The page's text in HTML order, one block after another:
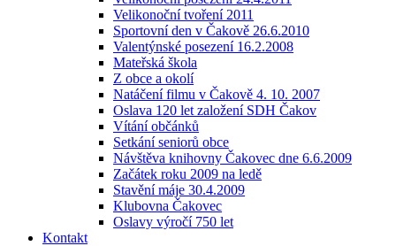
Velikonoční tvoření 2011
Sportovní den v Čakově 26.6.2010
Valentýnské posezení 16.2.2008
Mateřská škola
Z obce a okolí
Natáčení filmu v Čakově 4. 10. 2007
Oslava 120 let založení SDH Čakov
Vítání občánků
Setkání seniorů obce
Návštěva knihovny Čakovec dne 6.6.2009
Začátek roku 2009 na ledě
Stavění máje 30.4.2009
Klubovna Čakovec
Oslavy výročí 750 let
Kontakt